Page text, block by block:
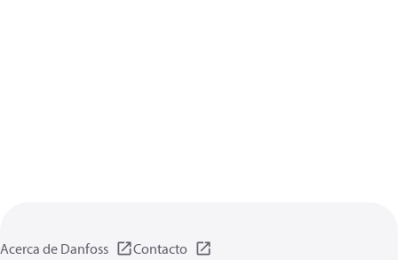
Acerca de Danfoss Contacto